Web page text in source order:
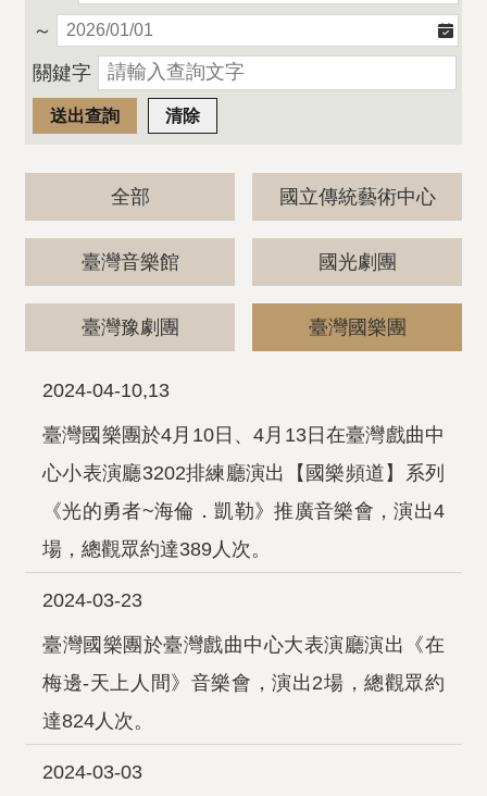
～
關鍵字
全部 國立傳統藝術中心
臺灣音樂館 國光劇團
臺灣豫劇團 臺灣國樂團
2024-04-10,13
臺灣國樂團於4月10日、4月13日在臺灣戲曲中
心小表演廳3202排練廳演出【國樂頻道】系列
《光的勇者~海倫．凱勒》推廣音樂會，演出4
場，總觀眾約達389人次。
2024-03-23
臺灣國樂團於臺灣戲曲中心大表演廳演出《在
梅邊-天上人間》音樂會，演出2場，總觀眾約
達824人次。
2024-03-03